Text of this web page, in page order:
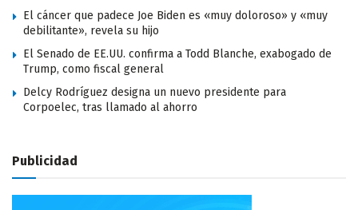
El cáncer que padece Joe Biden es «muy doloroso» y «muy
debilitante», revela su hijo
El Senado de EE.UU. confirma a Todd Blanche, exabogado de
Trump, como fiscal general
Delcy Rodríguez designa un nuevo presidente para
Corpoelec, tras llamado al ahorro
Publicidad